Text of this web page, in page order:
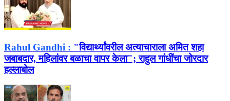
Rahul Gandhi : "विद्यार्थ्यांवरील अत्याचाराला अमित शहा
जबाबदार, महिलांवर बळाचा वापर केला"; राहुल गांधींचा जोरदार
हल्लाबोल